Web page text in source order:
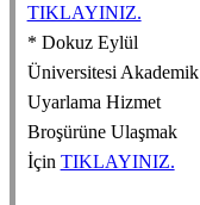
TIKLAYINIZ.
* Dokuz Eylül
Üniversitesi Akademik
Uyarlama Hizmet
Broşürüne Ulaşmak
İçin TIKLAYINIZ.